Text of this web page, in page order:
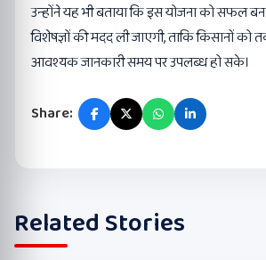
उन्होंने यह भी बताया कि इस योजना को सफल
विशेषज्ञों की मदद ली जाएगी, ताकि किसानों को
आवश्यक जानकारी समय पर उपलब्ध हो सके।
Share:
Related Stories